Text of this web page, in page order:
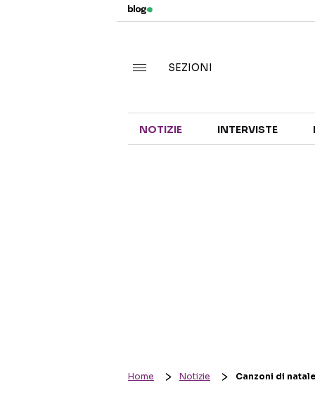
SEZIONI
NOTIZIE INTERVISTE
Home Notizie Canzoni di